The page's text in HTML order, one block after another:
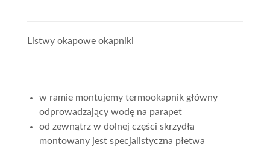
Listwy okapowe okapniki
w ramie montujemy termookapnik główny
odprowadzający wodę na parapet
od zewnątrz w dolnej części skrzydła
montowany jest specjalistyczna płetwa